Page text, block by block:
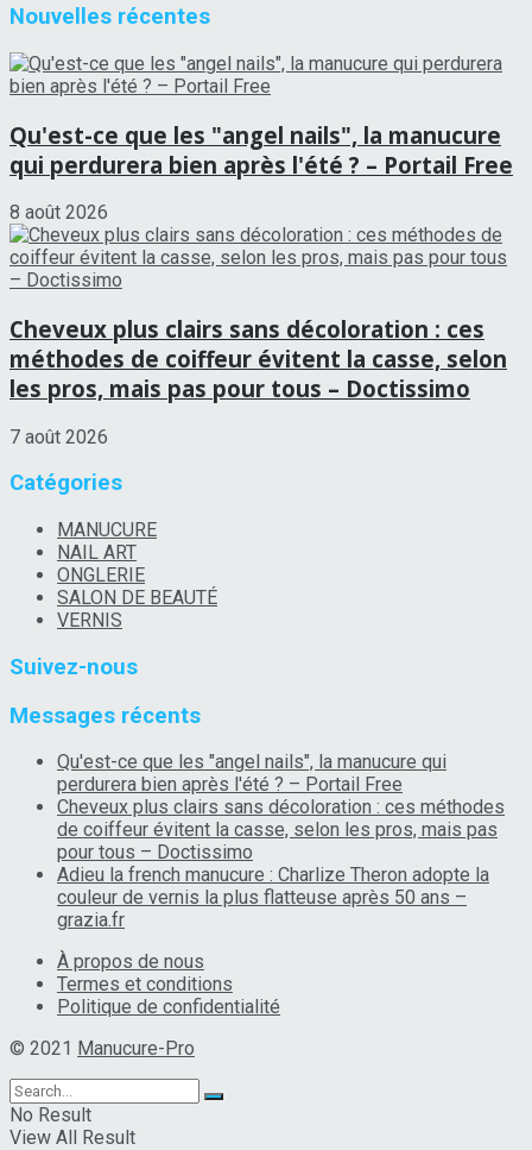
Nouvelles récentes
Qu'est-ce que les "angel nails", la manucure
qui perdurera bien après l'été ? – Portail Free
8 août 2026
Cheveux plus clairs sans décoloration : ces
méthodes de coiffeur évitent la casse, selon
les pros, mais pas pour tous – Doctissimo
7 août 2026
Catégories
MANUCURE
NAIL ART
ONGLERIE
SALON DE BEAUTÉ
VERNIS
Suivez-nous
Messages récents
Qu'est-ce que les "angel nails", la manucure qui
perdurera bien après l'été ? – Portail Free
Cheveux plus clairs sans décoloration : ces méthodes
de coiffeur évitent la casse, selon les pros, mais pas
pour tous – Doctissimo
Adieu la french manucure : Charlize Theron adopte la
couleur de vernis la plus flatteuse après 50 ans –
grazia.fr
À propos de nous
Termes et conditions
Politique de confidentialité
© 2021 Manucure-Pro
No Result
View All Result